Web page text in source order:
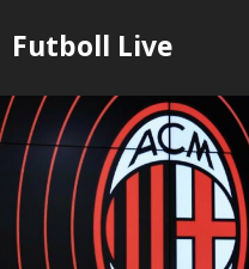
toFutboll Live